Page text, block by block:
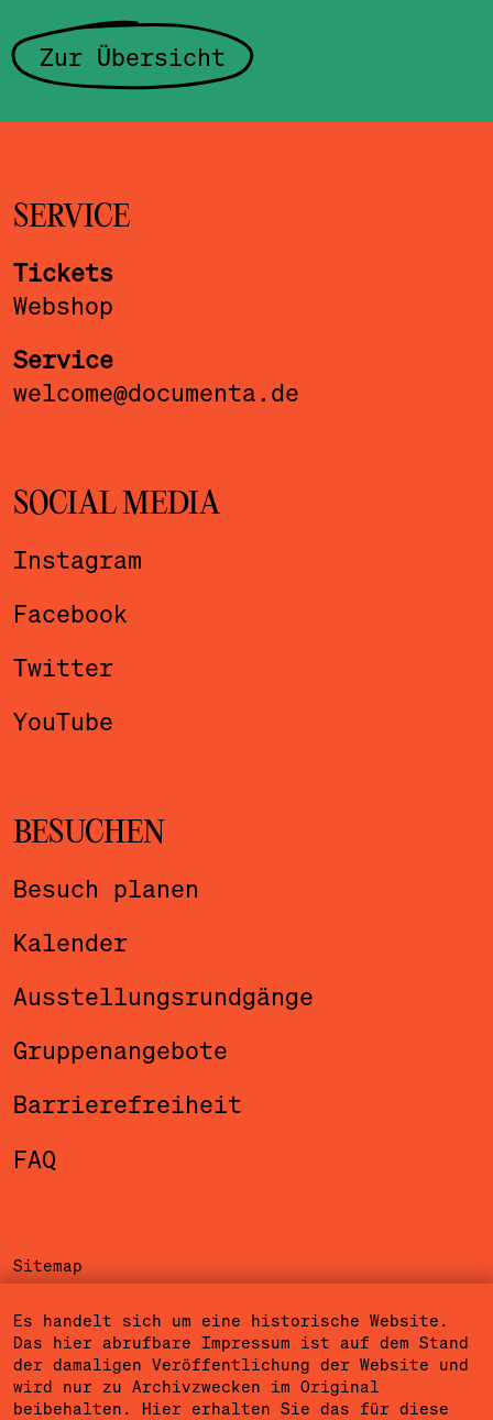
Zur Übersicht
SERVICE
Tickets
Webshop
Service
welcome@documenta.de
SOCIAL MEDIA
Instagram
Facebook
Twitter
YouTube
BESUCHEN
Besuch planen
Kalender
Ausstellungsrundgänge
Gruppenangebote
Barrierefreiheit
FAQ
Sitemap
Datenschutzerklärung
Nutzungsbedingungen
Es handelt sich um eine historische Website.
Das hier abrufbare Impressum ist auf dem Stand
der damaligen Veröffentlichung der Website und
wird nur zu Archivzwecken im Original
beibehalten. Hier erhalten Sie das für diese